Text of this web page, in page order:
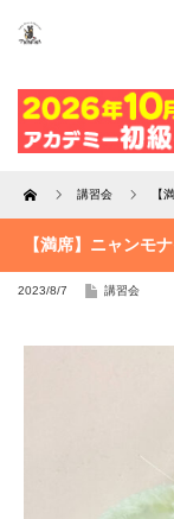
Home 講習会 【
【満席】ニャンモ
2023/8/7 講習会